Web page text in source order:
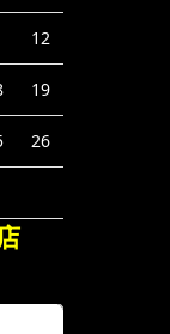
12
19
26